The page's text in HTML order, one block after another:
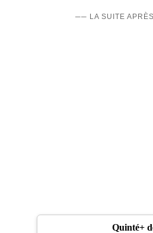
── LA SUITE
Quinté+